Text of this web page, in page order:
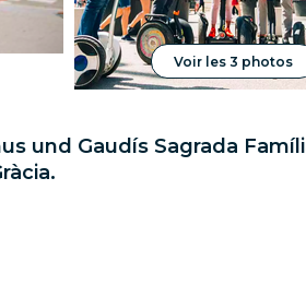
Voir les 3 photos
und Gaudís Sagrada